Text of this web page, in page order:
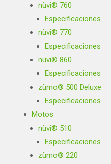
nüvi® 760
Especificaciones
nüvi® 770
Especificaciones
nüvi® 860
Especificaciones
zümo® 500 Deluxe
Especificaciones
Motos
nüvi® 510
Especificaciones
zümo® 220